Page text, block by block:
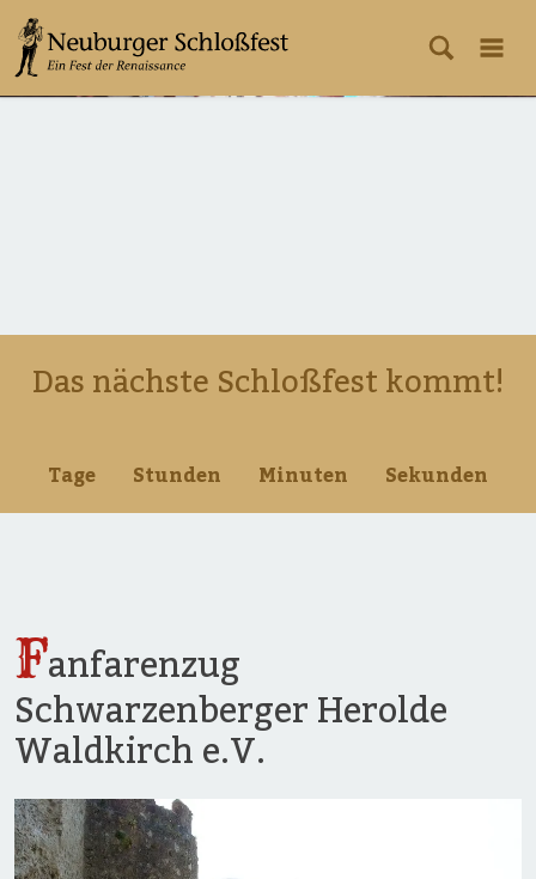
Das nächste Schloßfest kommt!
Tage Stunden Minuten Sekunden
Fanfarenzug
Schwarzenberger Herolde
Waldkirch e.V.